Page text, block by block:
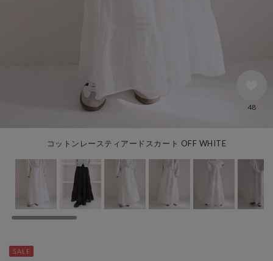
コットンレースティアードスカート OFF WHITE
48